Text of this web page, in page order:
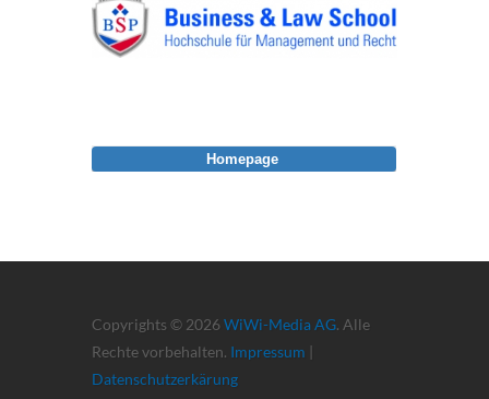
Copyrights © 2026 WiWi-Media AG. Alle
Rechte vorbehalten. Impressum
Datenschutzerkärung
Homepage